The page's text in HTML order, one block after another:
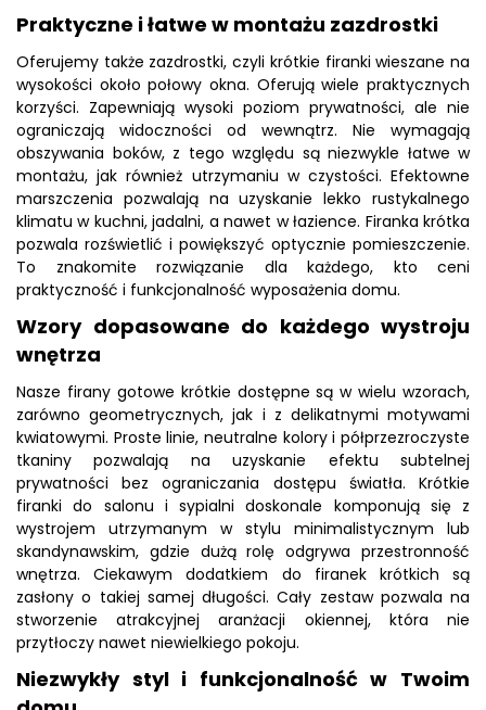
Praktyczne i łatwe w montażu zazdrostki
Oferujemy także zazdrostki, czyli krótkie firanki wieszane na
wysokości około połowy okna. Oferują wiele praktycznych
korzyści. Zapewniają wysoki poziom prywatności, ale nie
ograniczają widoczności od wewnątrz. Nie wymagają
obszywania boków, z tego względu są niezwykle łatwe w
montażu, jak również utrzymaniu w czystości. Efektowne
marszczenia pozwalają na uzyskanie lekko rustykalnego
klimatu w kuchni, jadalni, a nawet w łazience. Firanka krótka
pozwala rozświetlić i powiększyć optycznie pomieszczenie.
To znakomite rozwiązanie dla każdego, kto ceni
praktyczność i funkcjonalność wyposażenia domu.
Wzory dopasowane do każdego wystroju
wnętrza
Nasze firany gotowe krótkie dostępne są w wielu wzorach,
zarówno geometrycznych, jak i z delikatnymi motywami
kwiatowymi. Proste linie, neutralne kolory i półprzezroczyste
tkaniny pozwalają na uzyskanie efektu subtelnej
prywatności bez ograniczania dostępu światła. Krótkie
firanki do salonu i sypialni doskonale komponują się z
wystrojem utrzymanym w stylu minimalistycznym lub
skandynawskim, gdzie dużą rolę odgrywa przestronność
wnętrza. Ciekawym dodatkiem do firanek krótkich są
zasłony o takiej samej długości. Cały zestaw pozwala na
stworzenie atrakcyjnej aranżacji okiennej, która nie
przytłoczy nawet niewielkiego pokoju.
Niezwykły styl i funkcjonalność w Twoim